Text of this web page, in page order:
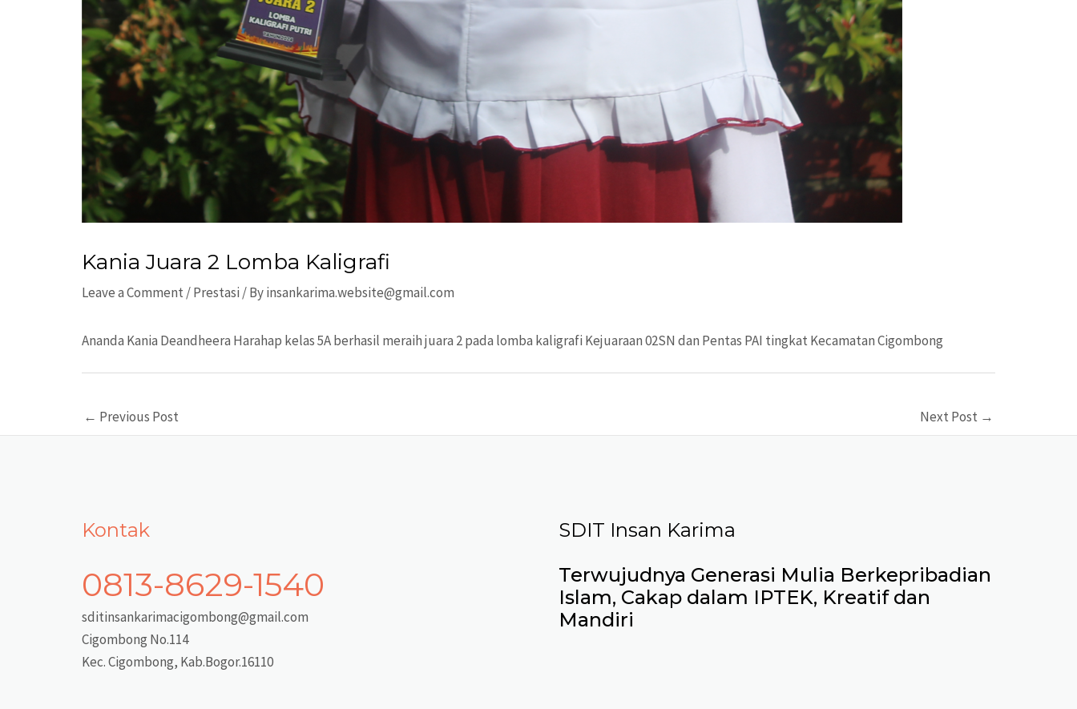
Kania Juara 2 Lomba Kaligrafi
Leave a Comment /Prestasi / Byinsankarima.website@gmail.com
Ananda Kania Deandheera Harahap kelas 5A berhasil meraih juara 2 pada lomba kaligrafi Kejuaraan 02SN dan Pentas PAI tingkat Kecamatan Cigombong
Post
navigation
← Previous Post Next Post →
Kontak
0813-8629-1540
sditinsankarimacigombong@gmail.com
Cigombong No.114
Kec. Cigombong, Kab.Bogor.16110
SDIT Insan Karima
Terwujudnya Generasi Mulia Berkepribadian
Islam, Cakap dalam IPTEK, Kreatif dan
Mandiri